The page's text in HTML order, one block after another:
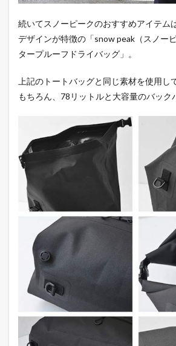
続いてスノーピークのおすすめアイテム
デザインが特徴の「snow peak（スノー
タープルーフドライバッグ」。
上記のトートバッグと同じ素材を使用し
もちろん、78リットルと大容量のバック